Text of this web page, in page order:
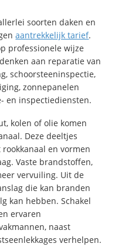
soorten daken en
aantrekkelijk tarief.
professionele wijze
aan reparatie van
schoorsteeninspectie,
zonnepanelen
en inspectiediensten.
kolen of olie komen
Deze deeltjes
en vormen
Vaste brandstoffen,
vervuiling. Uit de
die kan branden
kan hebben. Schakel
ervaren
naast
verhelpen.